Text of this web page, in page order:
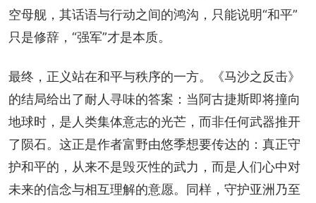
空母舰，其话语与行动之间的鸿沟，只能说明“和平”
只是修辞，“强军”才是本质。
最终，正义站在和平与秩序的一方。《马沙之反击》
的结局给出了耐人寻味的答案：当阿古捷斯即将撞向
地球时，是人类集体意志的光芒，而非任何武器推开
了陨石。这正是作者富野由悠季想要传达的：真正守
护和平的，从来不是毁灭性的武力，而是人们心中对
未来的信念与相互理解的意愿。同样，守护亚洲乃至